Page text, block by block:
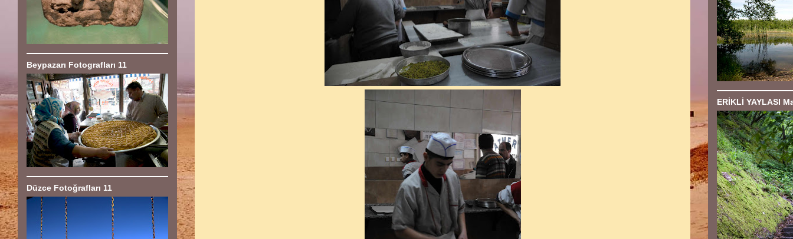
Beypazarı Fotografları 11
Düzce Fotoğrafları 11
ERİKLİ YAYLASI